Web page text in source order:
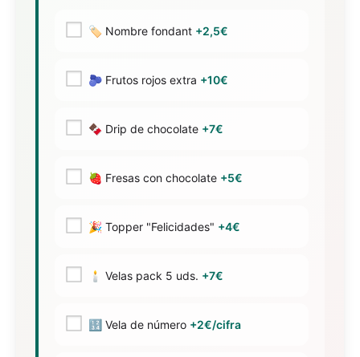
🏷️ Nombre fondant +2,5€
🫐 Frutos rojos extra +10€
🍫 Drip de chocolate +7€
🍓 Fresas con chocolate +5€
🎉 Topper "Felicidades" +4€
🕯️ Velas pack 5 uds. +7€
🔢 Vela de número +2€/cifra